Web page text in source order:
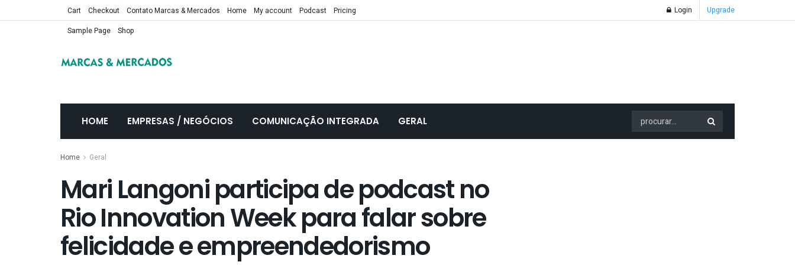
Cart Checkout Contato Marcas & Mercados Home My account Podcast
Pricing
Sample Page
Shop
Login Upgrade
HOME EMPRESAS / NEGÓCIOS COMUNICAÇÃO INTEGRADA GERAL
Home Geral
Mari Langoni participa de podcast no
Rio Innovation Week para falar sobre
felicidade e empreendedorismo